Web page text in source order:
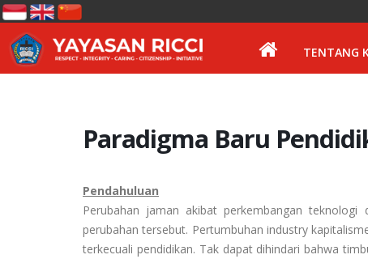
TENTANG
Paradigma Baru
Pendahuluan
Perubahan jaman akibat perkembangan
perubahan tersebut. Pertumbuhan industry
terkecuali pendidikan. Tak dapat dihindari bahwa